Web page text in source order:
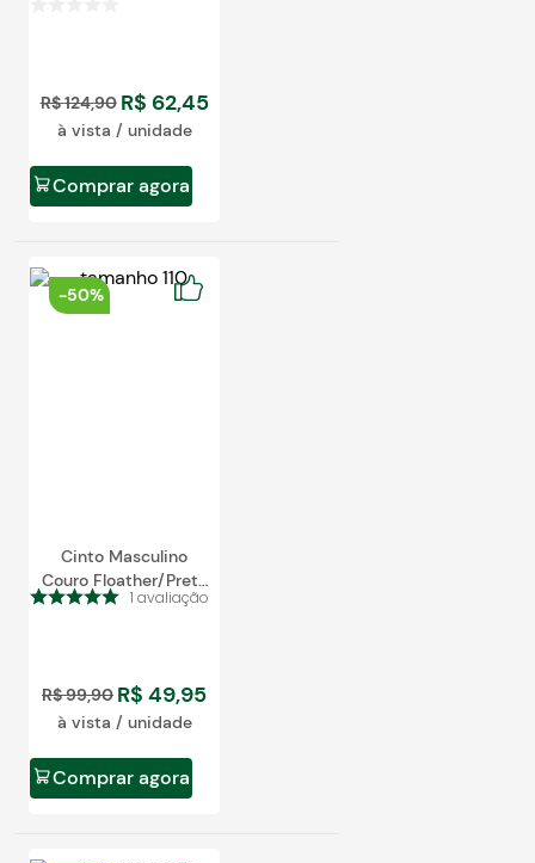
R$124,90 R$ 62,45
à vista / unidade
Comprar agora
-50%
Cinto Masculino
Couro Floather/Preto
8120
1 avaliação
R$99,90 R$ 49,95
à vista / unidade
Comprar agora